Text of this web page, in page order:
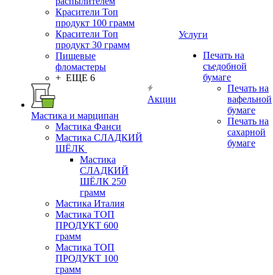
Красители Топ
продукт 100 грамм
Красители Топ
продукт 30 грамм
Пищевые
фломастеры
+ ЕЩЕ 6
Мастика и марципан
Мастика Фанси
Мастика СЛАДКИЙ
ШЁЛК
Мастика
СЛАДКИЙ
ШЁЛК 250
грамм
Мастика Италия
Мастика ТОП
ПРОДУКТ 600
грамм
Мастика ТОП
ПРОДУКТ 100
грамм
Акции
Услуги
Печать на
съедобной
бумаге
Печать на
вафельной
бумаге
Печать на
сахарной
бумаге